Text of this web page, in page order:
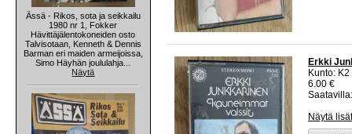
Ässä - Rikos, sota ja seikkailu
1980 nr 1, Fokker
Hävittäjälentokoneiden osto
Talvisotaan, Kenneth & Dennis
Barman eri maiden armeijoissa,
Simo Häyhän joululahja...
Näytä
Erkki
Kunto:
6.00 €
Näytä